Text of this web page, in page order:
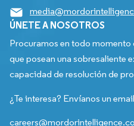
ÚNETE A NOSOTROS
Procuramos en todo
que posean una sobresaliente
capacidad de resolución de
¿Te interesa? Envíanos un